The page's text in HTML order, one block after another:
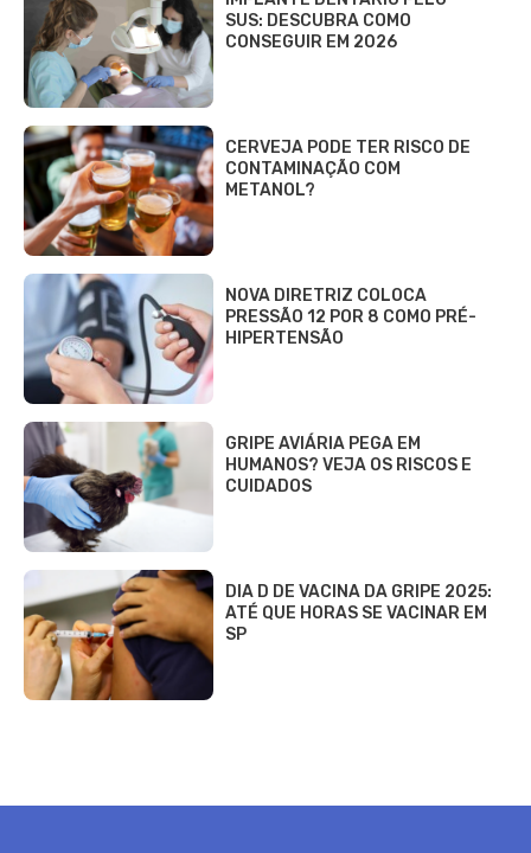
SUS: DESCUBRA COMO
CONSEGUIR EM 2026
CERVEJA PODE TER RISCO DE
CONTAMINAÇÃO COM
METANOL?
NOVA DIRETRIZ COLOCA
PRESSÃO 12 POR 8 COMO PRÉ-
HIPERTENSÃO
GRIPE AVIÁRIA PEGA EM
HUMANOS? VEJA OS RISCOS E
CUIDADOS
DIA D DE VACINA DA GRIPE 2025:
ATÉ QUE HORAS SE VACINAR EM
SP